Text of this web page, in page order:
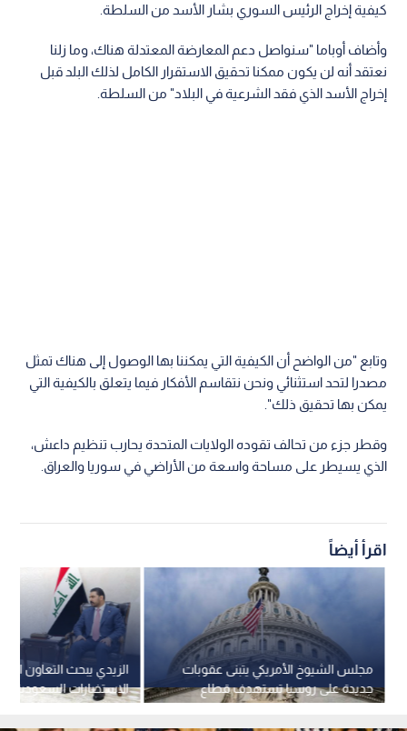
كيفية إخراج الرئيس السوري بشار الأسد من السلطة.
وأضاف أوباما "سنواصل دعم المعارضة المعتدلة هناك، وما زلنا
نعتقد أنه لن يكون ممكنا تحقيق الاستقرار الكامل لذلك البلد قبل
إخراج الأسد الذي فقد الشرعية في البلاد" من السلطة.
وتابع "من الواضح أن الكيفية التي يمكننا بها الوصول إلى هناك تمثل
مصدرا لتحد استثنائي ونحن نتقاسم الأفكار فيما يتعلق بالكيفية التي
يمكن بها تحقيق ذلك".
وقطر جزء من تحالف تقوده الولايات المتحدة يحارب تنظيم داعش،
الذي يسيطر على مساحة واسعة من الأراضي في سوريا والعراق.
اقرأ أيضاً
الزيدي يبحث التعاون
الاستخبارات السعودية
سيادة العراق
مجلس الشيوخ الأمريكي يتبنى عقوبات
جديدة على روسيا تستهدف قطاع
الطاقة